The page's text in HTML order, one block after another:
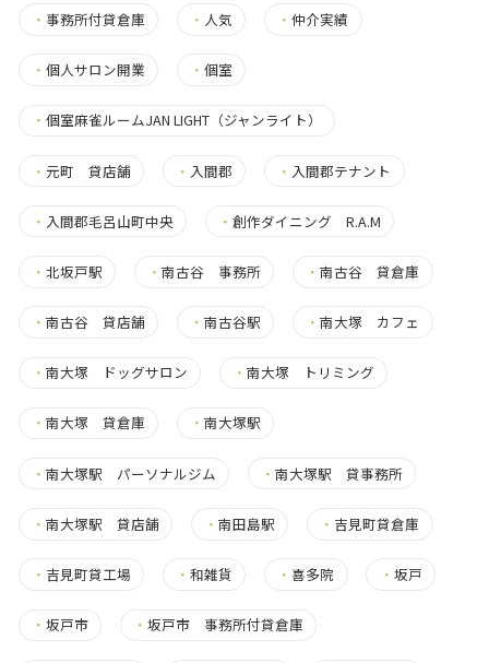
・ 事務所付貸倉庫 ・ 人気 ・仲介実績
・ 個人サロン開業 ・個室
・ 個室麻雀ルームJAN LIGHT（ジャンライト）
・ 元町 貸店舗 ・ 入間郡 ・ 入間郡テナント
・ 入間郡毛呂山町中央 ・創作ダイニング R.A.M
・ 北坂戸駅 ・南古谷 事務所 ・南古谷 貸倉庫
・ 南古谷 貸店舗 ・南古谷駅 ・南大塚 カフェ
・ 南大塚 ドッグサロン ・南大塚 トリミング
・ 南大塚 貸倉庫 ・南大塚駅
・ 南大塚駅 パーソナルジム ・南大塚駅 貸事務所
・ 南大塚駅 貸店舗 ・南田島駅 ・ 吉見町貸倉庫
・ 吉見町貸工場 ・和雑貨 ・喜多院 ・ 坂戸
・ 坂戸市 ・坂戸市 事務所付貸倉庫